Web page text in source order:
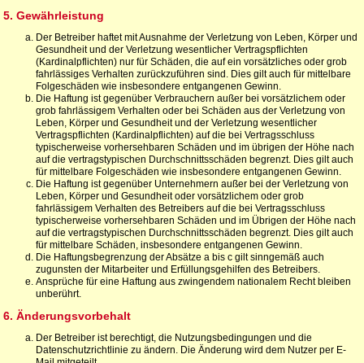
5. Gewährleistung
Der Betreiber haftet mit Ausnahme der Verletzung von Leben, Körper und
Gesundheit und der Verletzung wesentlicher Vertragspflichten
(Kardinalpflichten) nur für Schäden, die auf ein vorsätzliches oder grob
fahrlässiges Verhalten zurückzuführen sind. Dies gilt auch für mittelbare
Folgeschäden wie insbesondere entgangenen Gewinn.
Die Haftung ist gegenüber Verbrauchern außer bei vorsätzlichem oder
grob fahrlässigem Verhalten oder bei Schäden aus der Verletzung von
Leben, Körper und Gesundheit und der Verletzung wesentlicher
Vertragspflichten (Kardinalpflichten) auf die bei Vertragsschluss
typischerweise vorhersehbaren Schäden und im übrigen der Höhe nach
auf die vertragstypischen Durchschnittsschäden begrenzt. Dies gilt auch
für mittelbare Folgeschäden wie insbesondere entgangenen Gewinn.
Die Haftung ist gegenüber Unternehmern außer bei der Verletzung von
Leben, Körper und Gesundheit oder vorsätzlichem oder grob
fahrlässigem Verhalten des Betreibers auf die bei Vertragsschluss
typischerweise vorhersehbaren Schäden und im Übrigen der Höhe nach
auf die vertragstypischen Durchschnittsschäden begrenzt. Dies gilt auch
für mittelbare Schäden, insbesondere entgangenen Gewinn.
Die Haftungsbegrenzung der Absätze a bis c gilt sinngemäß auch
zugunsten der Mitarbeiter und Erfüllungsgehilfen des Betreibers.
Ansprüche für eine Haftung aus zwingendem nationalem Recht bleiben
unberührt.
6. Änderungsvorbehalt
Der Betreiber ist berechtigt, die Nutzungsbedingungen und die
Datenschutzrichtlinie zu ändern. Die Änderung wird dem Nutzer per E-